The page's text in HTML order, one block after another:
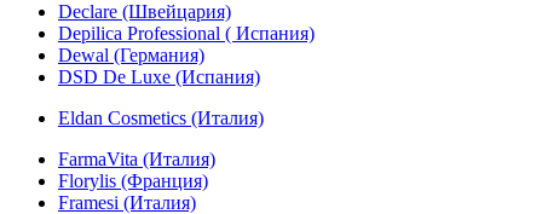
Declare (Швейцария)
Depilica Professional ( Испания)
Dewal (Германия)
DSD De Luxe (Испания)
Eldan Cosmetics (Италия)
FarmaVita (Италия)
Florylis (Франция)
Framesi (Италия)